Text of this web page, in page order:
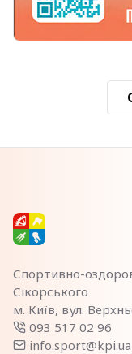
Спортивно-
Сікорського
м. Київ, вул.
093 517 02 96
info.sport@kpi.ua